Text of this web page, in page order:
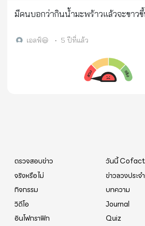
เสี่ยงที่อาจจะทำให้เกิดอันตรายต่อสุขภาพ . ดังนั้นข้
ที่มีการโพสต์ และแชร์ต่อในขณะนี้ จึงเ
ขอความร่วมมือประชาชน ไม่แชร์ ไม่ส่ง
เพื่อป้องกันผลกระทบที่อาจเกิดขึ้น และ
ได้รับข้อมูลข่าวสารจากกรมวิทยาศาสต
สามารถติดตามได้ที่เว็บไซต์
เกณฑ์มาตรฐาน GMP . หน่วยงานที่ตร
มันด้วยการกินมันด้วยเซลล์เม็ดเลือดขา
ทำให้เชื้อหมดไปจากร่างกาย มันเป็นไปไ
มีคนบอกว่ากินน้ำมะพร้าวแล้วจะขาว
เอลฟ์😃 • 5 ปีที่แล้ว
ตรวจสอบข่าว
วันนี้ Cofact
จริงหรือไม่
ข่าวลวงประจ
กิจกรรม
บทความ
วิดีโอ
Journal
อินโฟกราฟิก
Quiz